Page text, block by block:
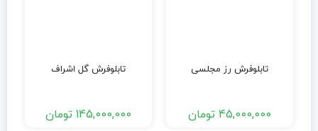
تابلوفرش رز مجلسی
45,000,000 تومان
تابلوفرش گل اشراف
145,000,000 تومان